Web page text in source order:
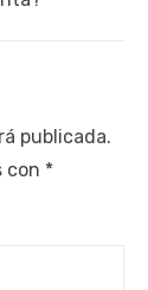
publicada.
con *